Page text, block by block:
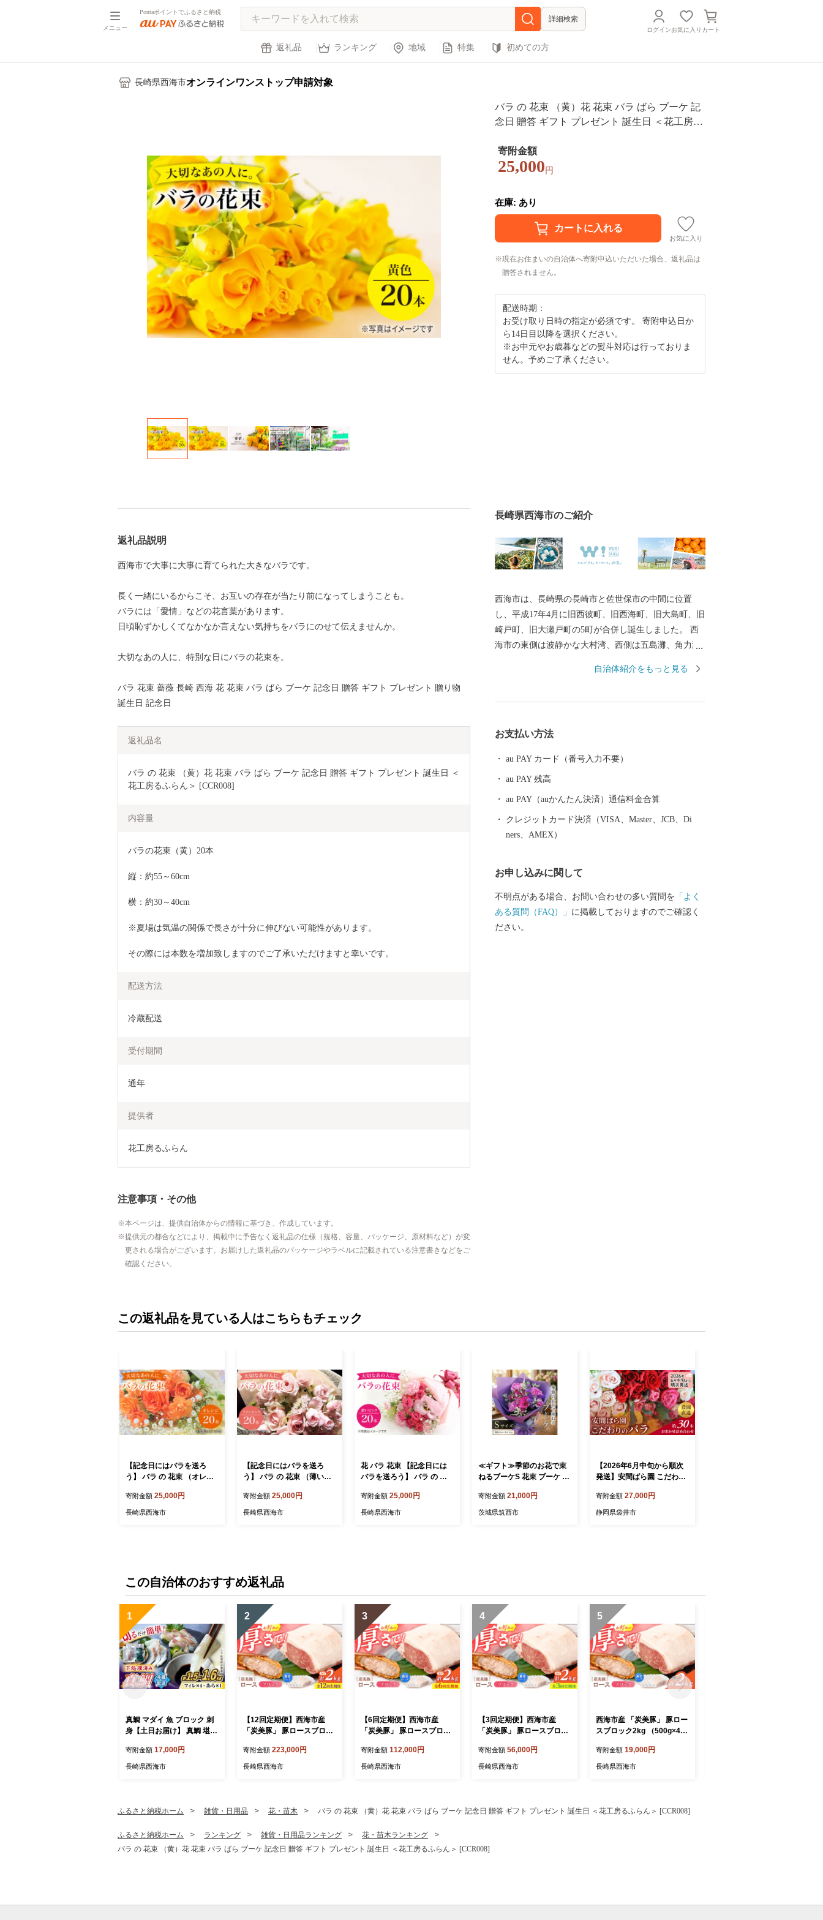
メニュー
Pontaポイントでふるさと納税
詳細検索
ログインお気に入り カート
返礼品 ランキング 地域 特集 初めての方
長崎県西海市オンラインワンストップ申請対象
バラ の 花束 （黄）花 花束 バラ ばら ブーケ 記
念日 贈答 ギフト プレゼント 誕生日 ＜花工房る
寄附金額
25,000 円
在庫: あり
お気に入り
現在お住まいの自治体へ寄附申込いただいた場合、返礼品は
贈答されません。
配送時期：
お受け取り日時の指定が必須です。 寄附申込日か
ら14日目以降を選択ください。
※お中元やお歳暮などの熨斗対応は行っておりま
せん。予めご了承ください。
返礼品説明
西海市で大事に大事に育てられた大きなバラです。
長く一緒にいるからこそ、お互いの存在が当たり前になってしまうことも。
バラには「愛情」などの花言葉があります。
日頃恥ずかしくてなかなか言えない気持ちをバラにのせて伝えませんか。
大切なあの人に、特別な日にバラの花束を。
バラ 花束 薔薇 長崎 西海 花 花束 バラ ばら ブーケ 記念日 贈答 ギフト プレゼント 贈り物
誕生日 記念日
返礼品名
バラ の 花束 （黄）花 花束 バラ ばら ブーケ 記念日 贈答 ギフト プレゼント 誕生日 ＜
花工房るふらん＞ [CCR008]
内容量
バラの花束（黄）20本
縦：約55～60cm
横：約30～40cm
※夏場は気温の関係で長さが十分に伸びない可能性があります。
その際には本数を増加致しますのでご了承いただけますと幸いです。
配送方法
冷蔵配送
受付期間
通年
提供者
花工房るふらん
注意事項・その他
本ページは、提供自治体からの情報に基づき、作成しています。
提供元の都合などにより、掲載中に予告なく返礼品の仕様（規格、容量、パッケージ、原材料など）が変
更される場合がございます。お届けした返礼品のパッケージやラベルに記載されている注意書きなどをご
確認ください。
長崎県西海市のご紹介
西海市は、長崎県の長崎市と佐世保市の中間に位置
し、平成17年4月に旧西彼町、旧西海町、旧大島町、旧
崎戸町、旧大瀬戸町の5町が合併し誕生しました。 西
海市の東側は波静かな大村湾、西側は五島灘、角力灘
島々を有しています。 また、西海国立公園、大村湾県
山の幸がたくさんあり、「みかん」や「ゆで干し大
くとろける美味しさの「原口みかん」や大村湾で育っ
た旨みたっぷりの「うず潮カキ」や「伊勢海老」が有
自治体紹介をもっと見る
お支払い方法
au PAY カード（番号入力不要）
au PAY 残高
au PAY（auかんたん決済）通信料金合算
クレジットカード決済（VISA、Master、JCB、Di
ners、AMEX）
お申し込みに関して
不明点がある場合、お問い合わせの多い質問を 「よく
ある質問（FAQ）」 に掲載しておりますのでご確認く
ださい。
この返礼品を見ている人はこちらもチェック
【記念日にはバラを送ろ
う】 バラ の 花束 （オレン
ケ 記念日 贈答 ギフト プレ
ゼント ＜花工房るふらん＞
寄附金額 25,000円
長崎県西海市
【記念日にはバラを送ろ
う】 バラ の 花束 （薄いピ
ーケ 記念日 贈答 ギフト プ
レゼント ＜花工房るふらん
寄附金額 25,000円
長崎県西海市
花 バラ 花束 【記念日には
バラを送ろう】 バラ の 花
バラ ばら ブーケ 記念日 贈
答 ギフト プレゼント ＜花
寄附金額 25,000円
長崎県西海市
≪ギフト≫季節のお花で束
ねるブーケS 花束 ブーケ 生
日 記念日 母の日 父の日
寄附金額 21,000円
茨城県筑西市
【2026年6月中旬から順次
発送】安間ばら園 こだわり
約30本入 クール便 花 ギフ
ト 誕生日 記念日 花束 プレ
寄附金額 27,000円
静岡県袋井市
この自治体のおすすめ返礼品
1
真鯛 マダイ 魚 ブロック 刺
身【土日お届け】 真鯛 堪能
産種苗＞ [CBW005] 長崎 西
海 新鮮 真鯛 たい タイ 魚 刺
ブロック 贈答 ギフト 冷蔵
海産物 魚介類 カルパッチョ
鯛の煮つけ 料理 お刺身 タ
イ 真鯛 海鮮
寄附金額 17,000円
長崎県西海市
2
【12回定期便】西海市産
「炭美豚」 豚ロースブロッ
宮本畜産＞ 豚肉 とんかつ用
豚 便利 ロース 冷凍 国産 料
寄附金額 223,000円
長崎県西海市
3
【6回定期便】西海市産
「炭美豚」 豚ロースブロッ
宮本畜産＞ 豚肉 とんかつ用
豚 便利 ロース 冷凍 国産 料
寄附金額 112,000円
長崎県西海市
4
【3回定期便】西海市産
「炭美豚」 豚ロースブロッ
宮本畜産＞ 豚肉 とんかつ用
豚 便利 ロース 冷凍 国産 料
寄附金額 56,000円
長崎県西海市
5
西海市産 「炭美豚」 豚ロー
スブロック2kg （500g×4パ
んかつ用 豚 便利 ロース 冷
凍 国産 料理 使いやすい 甘
寄附金額 19,000円
長崎県西海市
ふるさと納税ホーム 雑貨・日用品 花・苗木 バラ の 花束 （黄）花 花束 バラ ばら ブーケ 記念日 贈答 ギフト プレゼント 誕生日 ＜花工房るふらん＞ [CCR008]
ふるさと納税ホーム ランキング 雑貨・日用品ランキング
花・苗木ランキング
バラ の 花束 （黄）花 花束 バラ ばら ブーケ 記念日 贈答 ギフト プレゼント 誕生日 ＜花工房るふらん＞ [CCR008]